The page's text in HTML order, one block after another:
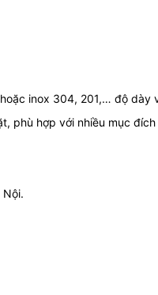
inox 304, 201,… độ
phù hợp với nhiều mục
Nội.